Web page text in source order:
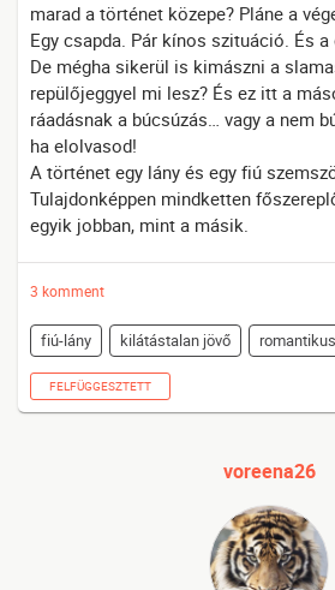
marad a történet közepe? Pláne a
Egy csapda. Pár kínos szituáció. És
De mégha sikerül is kimászni a
repülőjeggyel mi lesz? És ez itt a
ráadásnak a búcsúzás… vagy a nem
ha elolvasod!
A történet egy lány és egy fiú
Tulajdonképpen mindketten
egyik jobban, mint a másik.
3 komment
fiú-lány kilátástalan jövő romantikus
FELFÜGGESZTETT
voreena26